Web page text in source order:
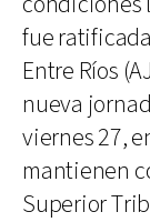
fue
Entre Ríos
nueva
viernes 27,
mantienen
Superior